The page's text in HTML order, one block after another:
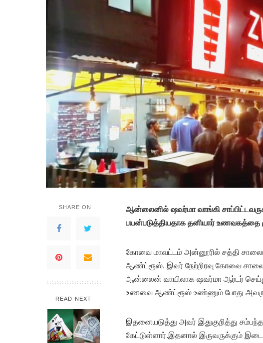
SHARE ON
READ NEXT
ஆன்லைனில் ஷவர்மா வாங்கி
பயன்படுத்தியதாக தனியார் உணவகத்தை
கோவை மாவட்டம் அன்னூரில் சத்தி
ஆண்ட்ரூஸ். இவர் நேற்றிரவு கோவை
ஆன்லைன் வாயிலாக ஷவர்மா ஆர்டர்
உணவை ஆண்ட்ரூஸ் உண்ணும் போது
இதனையடுத்து அவர் இதுகுறித்து
கேட்டுள்ளார்.இதனால் இருவருக்கும்